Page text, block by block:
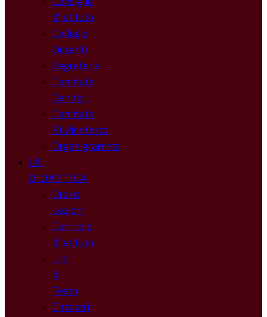
d’Istituto
Collegio
Docenti
Segreteria
Comitato
Genitori
Comitato
Studentesco
Organigramma
LA
DIDATTICA
Orario
Lezioni
Curricolo
d’Istituto
Libri
di
Testo
Circolari